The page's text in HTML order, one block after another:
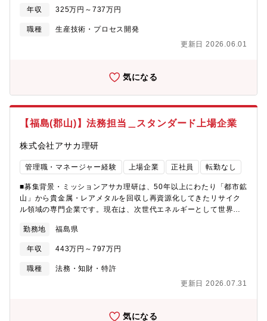
ィードバック～将来的には、キャリアアップして下記の業務にも
チャレンジしていただく可能性もございます～・分析に係る前処
理方法の検討・開発・他メンバーの指導 など※入社後半年~1年
特別サポート あり■募集背景：同社では現在、リチウムイオン電
廃棄されたLiBに含まれるリチウム、コバルト、ニッケル、マンガ
ンなどのレアメタルを回収・再生し、再び原料として安定的に供
給する"LiBtoLiB"の実現を目指した事業となります。この事業の推
進工場となる当社いわき工場の増設と量産設備導入を背景とし
た、いわき工場組織人員増強のための募集です。■入社後の流れに
ついて：入社後半年~1年目は「郡山本社工場」で教育訓練・トレ
ーニングを実施させていただきます。※郡山期間中の特別サポー
トについてマンスリーマンションor借り上げ社宅のサポートがあ
ります(ご希望を選択可)└対象者：現在郡山本社から通勤圏外
(70km以上)にお住まいの方■働く環境：チャレンジングな社風で
あり、社内決定も早い会社なので、年齢・年次に関わらず、責任
ある業務をどんどんお任せしていきます。また、スキルアップの
ためのフォロー体制も整っています。■その他：会社について＜定
資格補助補足＞階層別研修、全社基礎研修、通信教育受講料補助
足＞・住宅サポート：（郡山本社勤務期間）マンスリーマンショ
ンor借り上げ社宅補助（いわき工場勤務開始後）住宅手当：月1万
当有り・財形貯蓄・企業年金：確定給付年金・育児休業（取得実
引）・人間ドッグ制度（社内区分、35歳以上対象）・持家促進の
年収 325万円～737万円
職種
生産技術・プロセス開発
更新日 2026.06.01
気になる
【福島(郡山)】法務担当＿スタンダード上場企業
株式会社アサカ理研
管理職・マネージャー経験 上場企業 正社員 転勤なし
■募集背景・ミッションアサカ理研は、50年以上にわたり「都市鉱
山」から貴金属・レアメタルを回収し再資源化してきたリサイク
ル領域の専門企業です。現在は、次世代エネルギーとして世界が
しており、事業としての変革期を迎えています。このフェーズで
は、・新規事業に伴う契約の複雑化・外部パートナーとの連携拡
大・海外との技術的提携など法的リスクの管理がますます重要に
なります。本ポジションは、「企業の成長と挑戦を支える法務基
のマネジメント職へのステップアップも可能。変革期企業だから
法務担当として、契約関連業務を中心に管理部門全体を支える幅
勤務地 福島県
年収 443万円～797万円
職種
法務・知財・特許
更新日 2026.07.31
気になる